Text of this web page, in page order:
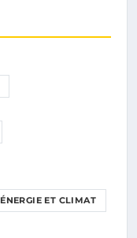
ÉNERGIE ET CLIMAT